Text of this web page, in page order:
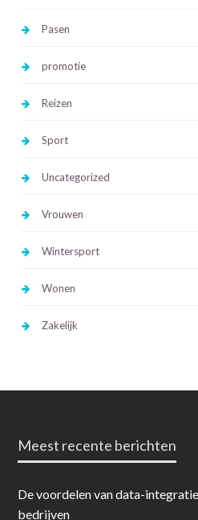
Pasen
promotie
Reizen
Sport
Uncategorized
Vrouwen
Wintersport
Wonen
Zakelijk
Meest recente berichten
De voordelen van data-
bedrijven